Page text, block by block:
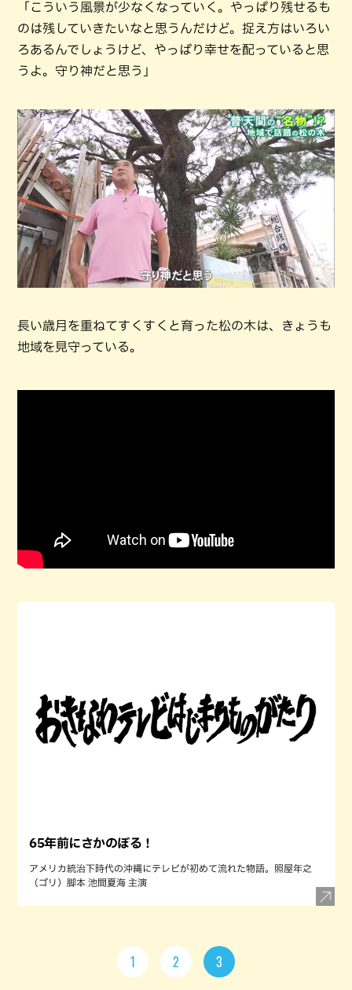
「こういう風景が少なくなっていく。やっぱり残せるも
のは残していきたいなと思うんだけど。捉え方はいろい
ろあるんでしょうけど、やっぱり幸せを配っていると思
うよ。守り神だと思う」
長い歳月を重ねてすくすくと育った松の木は、きょうも
地域を見守っている。
65年前にさかのぼる！
アメリカ統治下時代の沖縄にテレビが初めて流れた物語。照屋年之
（ゴリ）脚本 池間夏海 主演
1 2 3